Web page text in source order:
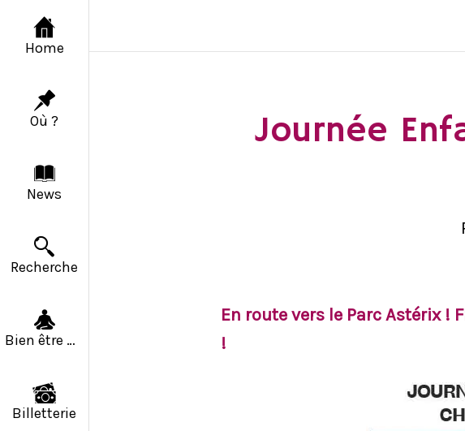
Home
Où ?
News
Recherche
Bien être & Solidarité
Billetterie
Journée
En route vers le Parc Astérix !
!